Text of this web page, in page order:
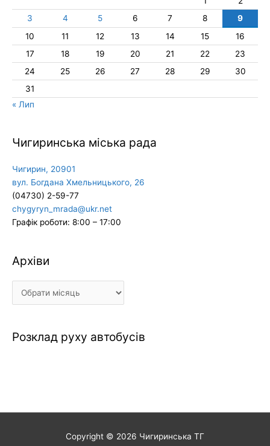
3
4 5 6 7 8
9
10
11 12 13 14 15
16
17
18 19 20 21 22
23
24
25 26 27 28 29
30
31
« Лип
Чигиринська міська рада
Чигирин, 20901
вул. Богдана Хмельницького, 26
(04730) 2-59-77
chygyryn_mrada@ukr.net
Графік роботи: 8:00 – 17:00
Архіви
Архіви
Розклад руху автобусів
Copyright © 2026 Чигиринська ТГ